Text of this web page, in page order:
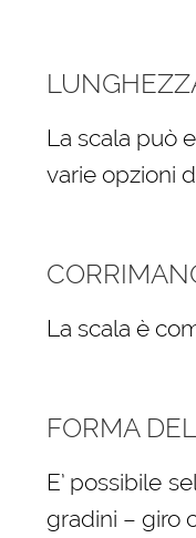
La scala può
varie opzioni
La scala è
FORMA
E’ possibile
gradini – giro